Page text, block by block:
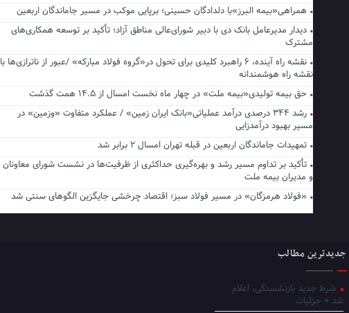
همراهی«بیمه البرز»با دلدادگان حسینی؛ برپایی موکب در مسیر جاماندگان اربعین
دیدار مدیرعامل بانک دی با دبیر شورای‌عالی مناطق آزاد؛ تأکید بر توسعه همکاری‌های
مشترک
نقشه راه آینده، ۶ راهبرد کلیدی برای تحول در«گروه فولاد مبارکه» /عبور از ناترازی‌ها با
نقشه راه هوشمندانه
حق بیمه تولیدی«بیمه ملت» در چهار ماه نخست امسال از ۱۴.۵ همت گذشت
رشد ۳۴۴ درصدی درآمد عملیاتی«بانک ایران زمین» / عملکرد متفاوت «وزمین» در
مسیر بهبود درآمدزایی
تمهیدات جاماندگان اربعین در قبله تهران امسال ۲ برابر شد
تأکید بر تداوم مسیر رشد و بهره‌گیری حداکثری از ظرفیت‌ها در نشست شورای معاونان
و مدیران بیمه ملت
«فولاد هرمزگان» در مسیر فولاد سبز؛ اقتصاد چرخشی جایگزین الگوهای سنتی شد
جدیدترین مطالب
شرط جدید بازنشستگی، اعلام
شد + جزئیات